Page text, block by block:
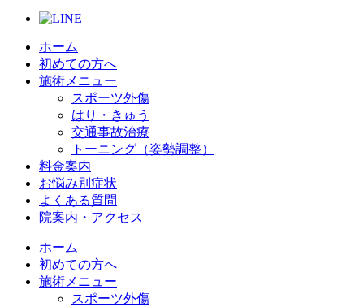
ホーム
初めての方へ
施術メニュー
スポーツ外傷
はり・きゅう
交通事故治療
トーニング（姿勢調整）
料金案内
お悩み別症状
よくある質問
院案内・アクセス
ホーム
初めての方へ
施術メニュー
スポーツ外傷